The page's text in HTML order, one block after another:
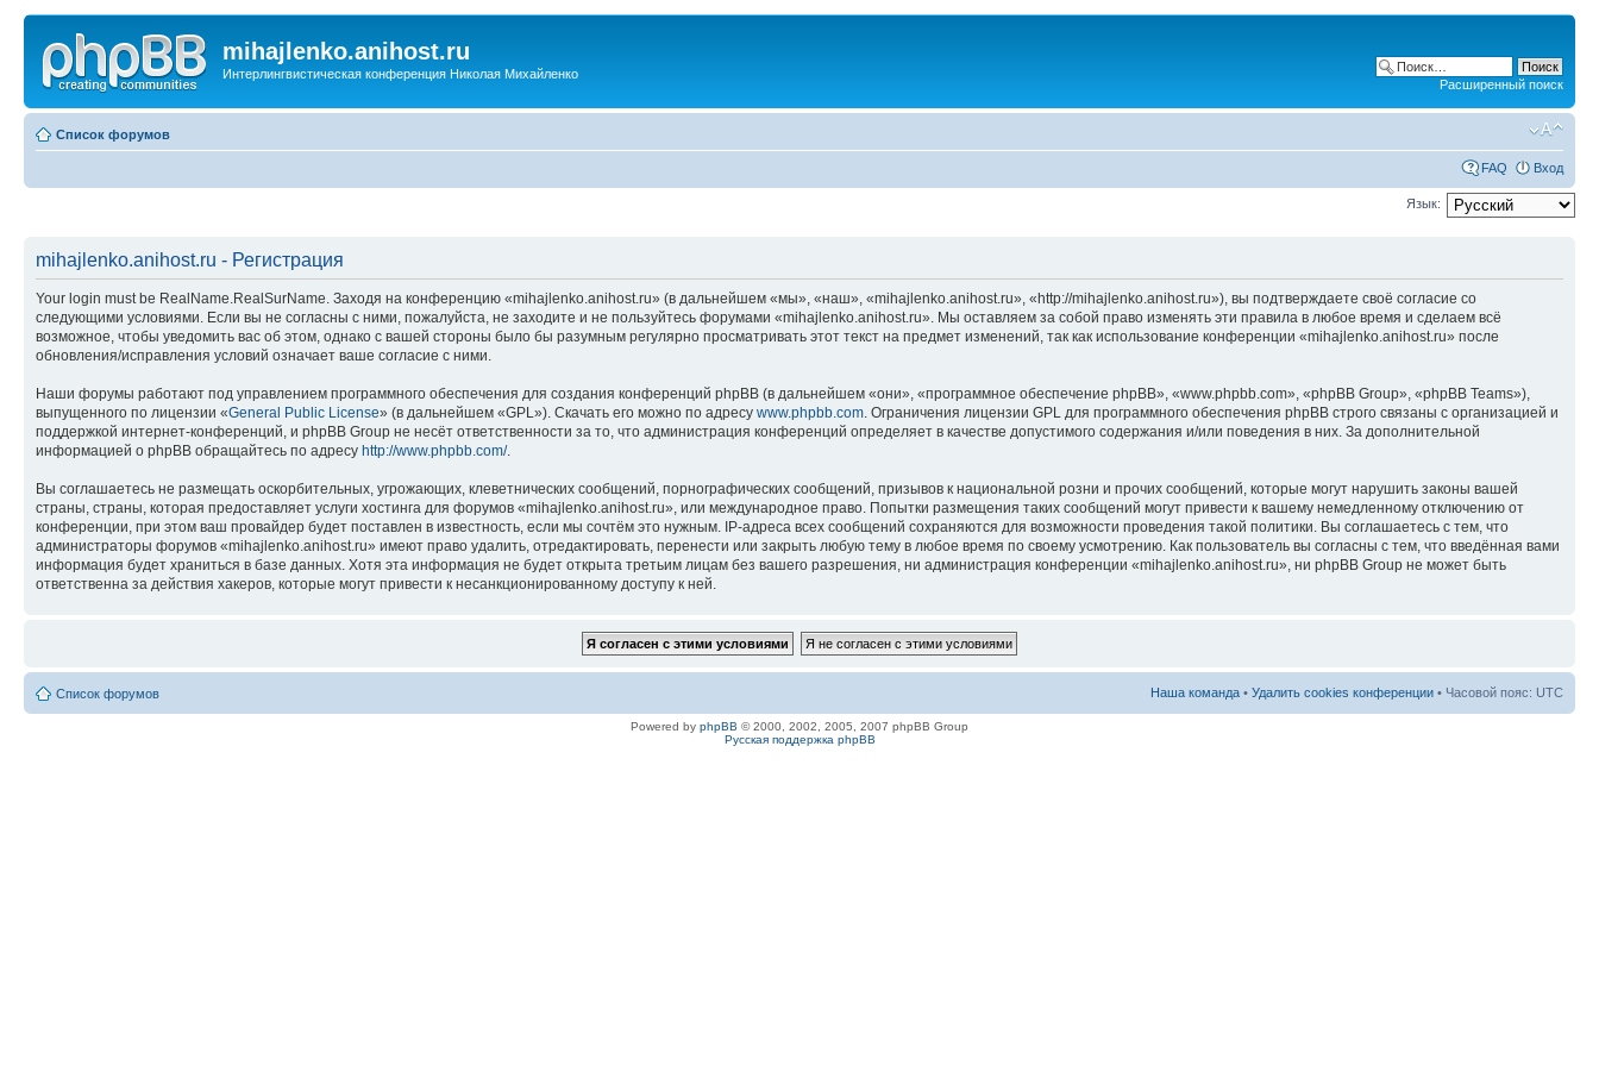
mihajlenko.anihost.ru
Интерлингвистическая конференция Николая Михайленко
Расширенный поиск
Список форумов
FAQ Вход
Язык:
mihajlenko.anihost.ru - Регистрация
Your login must be RealName.RealSurName. Заходя на конференцию «mihajlenko.anihost.ru» (в дальнейшем «мы», «наш», «mihajlenko.anihost.ru», «http://mihajlenko.anihost.ru»), вы подтверждаете своё согласие со
следующими условиями. Если вы не согласны с ними, пожалуйста, не заходите и не пользуйтесь форумами «mihajlenko.anihost.ru». Мы оставляем за собой право изменять эти правила в любое время и сделаем всё
возможное, чтобы уведомить вас об этом, однако с вашей стороны было бы разумным регулярно просматривать этот текст на предмет изменений, так как использование конференции «mihajlenko.anihost.ru» после
обновления/исправления условий означает ваше согласие с ними.
Наши форумы работают под управлением программного обеспечения для создания конференций phpBB (в дальнейшем «они», «программное обеспечение phpBB», «www.phpbb.com», «phpBB Group», «phpBB Teams»),
выпущенного по лицензии «General Public License» (в дальнейшем «GPL»). Скачать его можно по адресу www.phpbb.com. Ограничения лицензии GPL для программного обеспечения phpBB строго связаны с организацией и
поддержкой интернет-конференций, и phpBB Group не несёт ответственности за то, что администрация конференций определяет в качестве допустимого содержания и/или поведения в них. За дополнительной
информацией о phpBB обращайтесь по адресу http://www.phpbb.com/.
Вы соглашаетесь не размещать оскорбительных, угрожающих, клеветнических сообщений, порнографических сообщений, призывов к национальной розни и прочих сообщений, которые могут нарушить законы вашей
страны, страны, которая предоставляет услуги хостинга для форумов «mihajlenko.anihost.ru», или международное право. Попытки размещения таких сообщений могут привести к вашему немедленному отключению от
конференции, при этом ваш провайдер будет поставлен в известность, если мы сочтём это нужным. IP-адреса всех сообщений сохраняются для возможности проведения такой политики. Вы соглашаетесь с тем, что
администраторы форумов «mihajlenko.anihost.ru» имеют право удалить, отредактировать, перенести или закрыть любую тему в любое время по своему усмотрению. Как пользователь вы согласны с тем, что введённая вами
информация будет храниться в базе данных. Хотя эта информация не будет открыта третьим лицам без вашего разрешения, ни администрация конференции «mihajlenko.anihost.ru», ни phpBB Group не может быть
ответственна за действия хакеров, которые могут привести к несанкционированному доступу к ней.
Список форумов Наша команда • Удалить cookies конференции • Часовой пояс: UTC
Powered by phpBB © 2000, 2002, 2005, 2007 phpBB Group
Русская поддержка phpBB